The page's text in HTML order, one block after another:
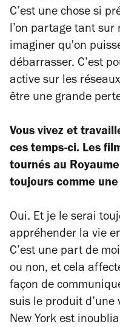
C’est une chose si
l’on partage tant sur
imaginer qu'on
débarrasser. C’est
active sur les
être une grande
Vous vivez et
ces temps-ci. Les
tournés au
toujours comme
Oui. Et je le serai
appréhender la vie
C’est une part de
ou non, et cela
façon de
suis le produit d’une
New York est